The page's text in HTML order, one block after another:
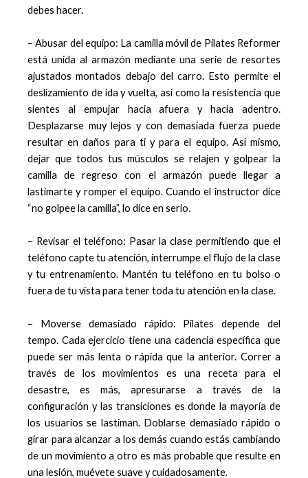
debes hacer.
– Abusar del equipo: La camilla móvil de Pilates Reformer
está unida al armazón mediante una serie de resortes
ajustados montados debajo del carro. Esto permite el
deslizamiento de ida y vuelta, así como la resistencia que
sientes al empujar hacia afuera y hacia adentro.
Desplazarse muy lejos y con demasiada fuerza puede
resultar en daños para ti y para el equipo. Así mismo,
dejar que todos tus músculos se relajen y golpear la
camilla de regreso con el armazón puede llegar a
lastimarte y romper el equipo. Cuando el instructor dice
“no golpee la camilla”, lo dice en serio.
– Revisar el teléfono: Pasar la clase permitiendo que el
teléfono capte tu atención, interrumpe el flujo de la clase
y tu entrenamiento. Mantén tu teléfono en tu bolso o
fuera de tu vista para tener toda tu atención en la clase.
– Moverse demasiado rápido: Pilates depende del
tempo. Cada ejercicio tiene una cadencia específica que
puede ser más lenta o rápida que la anterior. Correr a
través de los movimientos es una receta para el
desastre, es más, apresurarse a través de la
configuración y las transiciones es donde la mayoría de
los usuarios se lastiman. Doblarse demasiado rápido o
girar para alcanzar a los demás cuando estás cambiando
de un movimiento a otro es más probable que resulte en
una lesión, muévete suave y cuidadosamente.